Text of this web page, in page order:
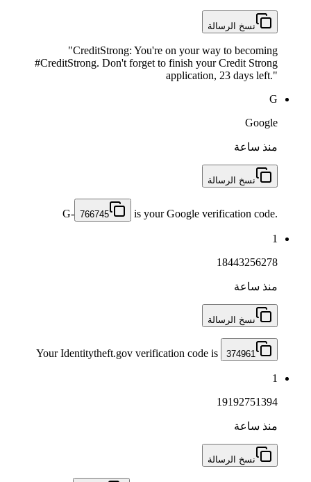
نسخ الرسالة
"CreditStrong: You're on your way to becoming
#CreditStrong. Don't forget to finish your Credit Strong
application, 23 days left."
G
Google
منذ ساعة
نسخ الرسالة
G- 766745 is your Google verification code.
1
18443256278
منذ ساعة
نسخ الرسالة
Your Identitytheft.gov verification code is 374961
1
19192751394
منذ ساعة
نسخ الرسالة